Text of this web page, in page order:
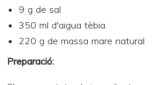
9 g de sal
350 ml d'aigua tèbia
220 g de massa mare natural
Preparació: